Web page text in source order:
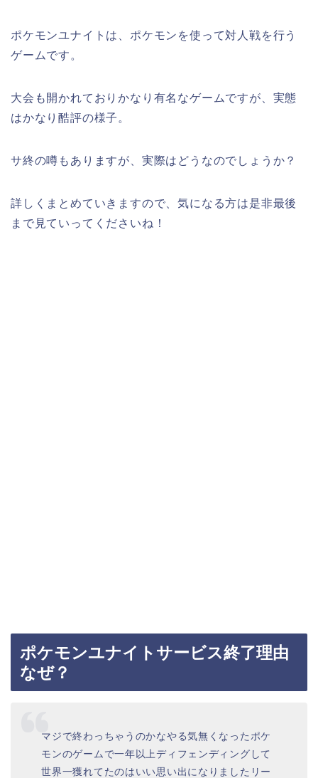
ポケモンユナイトは、ポケモンを使って対人戦を行う
ゲームです。
大会も開かれておりかなり有名なゲームですが、実態
はかなり酷評の様子。
サ終の噂もありますが、実際はどうなのでしょうか？
詳しくまとめていきますので、気になる方は是非最後
まで見ていってくださいね！
ポケモンユナイトサービス終了理由
なぜ？
マジで終わっちゃうのかなやる気無くなったポケ
モンのゲームで一年以上ディフェンディングして
世界一獲れてたのはいい思い出になりましたリー